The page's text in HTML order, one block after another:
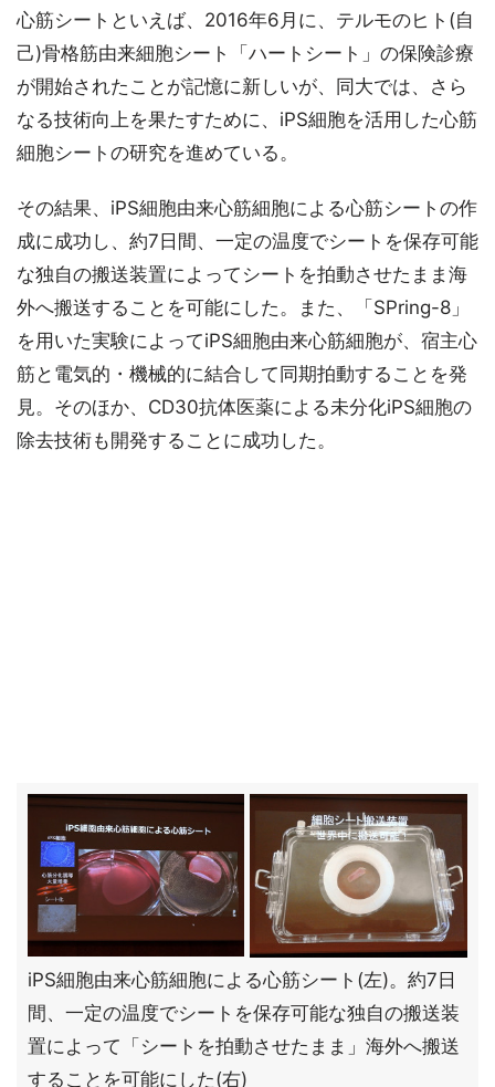
心筋シートといえば、2016年6月に、テルモのヒト(自
己)骨格筋由来細胞シート「ハートシート」の保険診療
が開始されたことが記憶に新しいが、同大では、さら
なる技術向上を果たすために、iPS細胞を活用した心筋
細胞シートの研究を進めている。
その結果、iPS細胞由来心筋細胞による心筋シートの作
成に成功し、約7日間、一定の温度でシートを保存可能
な独自の搬送装置によってシートを拍動させたまま海
外へ搬送することを可能にした。また、「SPring-8」
を用いた実験によってiPS細胞由来心筋細胞が、宿主心
筋と電気的・機械的に結合して同期拍動することを発
見。そのほか、CD30抗体医薬による未分化iPS細胞の
除去技術も開発することに成功した。
iPS細胞由来心筋細胞による心筋シート(左)。約7日
間、一定の温度でシートを保存可能な独自の搬送装
置によって「シートを拍動させたまま」海外へ搬送
することを可能にした(右)